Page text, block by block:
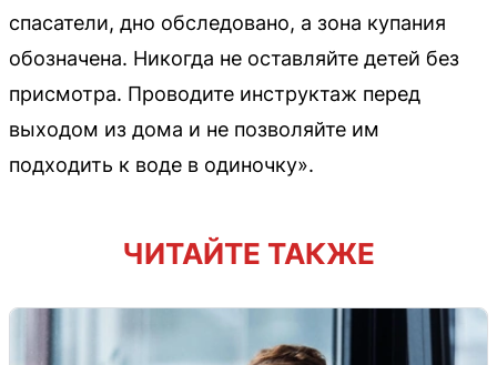
спасатели, дно обследовано, а зона купания
обозначена. Никогда не оставляйте детей без
присмотра. Проводите инструктаж перед
выходом из дома и не позволяйте им
подходить к воде в одиночку».
ЧИТАЙТЕ ТАКЖЕ